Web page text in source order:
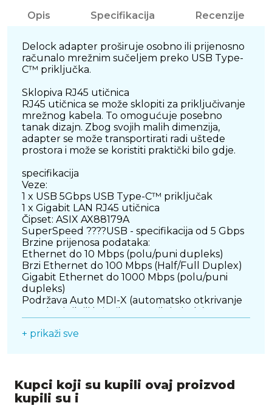
Opis Specifikacija Recenzije
Delock adapter proširuje osobno ili prijenosno
računalo mrežnim sučeljem preko USB Type-
C™ priključka.
Sklopiva RJ45 utičnica
RJ45 utičnica se može sklopiti za priključivanje
mrežnog kabela. To omogućuje posebno
tanak dizajn. Zbog svojih malih dimenzija,
adapter se može transportirati radi uštede
prostora i može se koristiti praktički bilo gdje.
specifikacija
Veze:
1 x USB 5Gbps USB Type-C™ priključak
1 x Gigabit LAN RJ45 utičnica
Čipset: ASIX AX88179A
SuperSpeed ????USB - specifikacija od 5 Gbps
Brzine prijenosa podataka:
Ethernet do 10 Mbps (polu/puni dupleks)
Brzi Ethernet do 100 Mbps (Half/Full Duplex)
Gigabit Ethernet do 1000 Mbps (polu/puni
dupleks)
Podržava Auto MDI-X (automatsko otkrivanje
Podržava IEEE 802.3az (Energetski učinkovit
Podržava 4k jumbo okvire
LED indikator za vezu i aktivnost
napajanje USB sabirnice
+ prikaži sve
Kupci koji su kupili ovaj proizvod
kupili su i